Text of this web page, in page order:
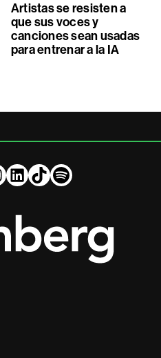
Artistas se resisten a
que sus voces y
canciones sean usadas
para entrenar a la IA